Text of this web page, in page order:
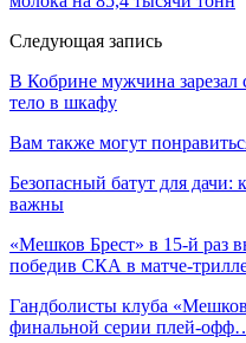
Следующая запись
В Кобрине мужчина зарезал
тело в шкафу
Вам также могут
Безопасный батут для дачи:
важны
«Мешков Брест» в 15-й раз
победив СКА в матче-
Гандболисты клуба
финальной серии плей-